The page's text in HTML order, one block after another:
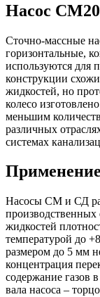
Насос
Сточно-массные
горизонтальные,
используются для
конструкции
жидкостей, но
колесо
меньшим
различных
системах
Насосы СМ и СД
производственных
жидкостей
температурой до
размером до 5 мм
концентрация
содержание газов
вала насоса –